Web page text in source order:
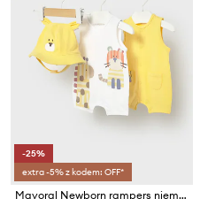
-25%
extra -5% z kodem: OFF*
Mayoral Newborn rampers niemowlęcy 2-pack